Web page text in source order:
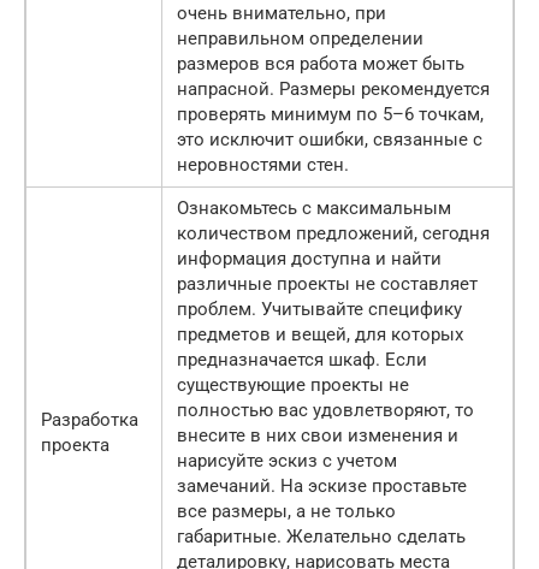
очень внимательно, при
неправильном определении
размеров вся работа может быть
напрасной. Размеры рекомендуется
проверять минимум по 5–6 точкам,
это исключит ошибки, связанные с
неровностями стен.
Разработка
проекта
Ознакомьтесь с максимальным
количеством предложений, сегодня
информация доступна и найти
различные проекты не составляет
проблем. Учитывайте специфику
предметов и вещей, для которых
предназначается шкаф. Если
существующие проекты не
полностью вас удовлетворяют, то
внесите в них свои изменения и
нарисуйте эскиз с учетом
замечаний. На эскизе проставьте
все размеры, а не только
габаритные. Желательно сделать
деталировку, нарисовать места